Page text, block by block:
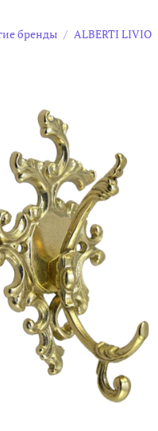
бренды ALBERTI LIVIO